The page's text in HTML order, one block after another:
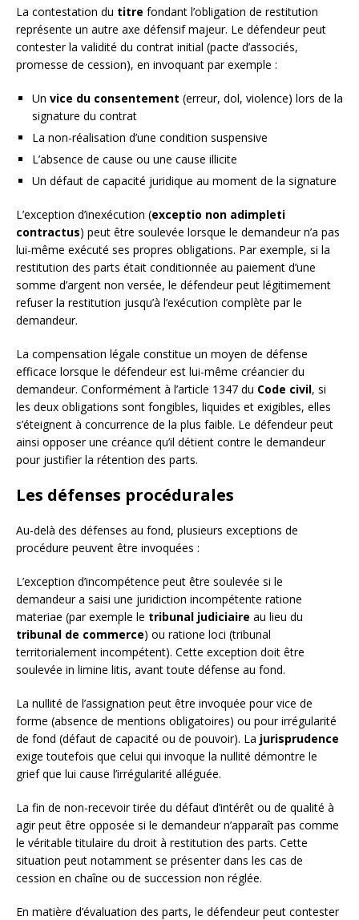
La contestation du titre fondant l’obligation de restitution
représente un autre axe défensif majeur. Le défendeur peut
contester la validité du contrat initial (pacte d’associés,
promesse de cession), en invoquant par exemple :
Un vice du consentement (erreur, dol, violence) lors de la
signature du contrat
La non-réalisation d’une condition suspensive
L’absence de cause ou une cause illicite
Un défaut de capacité juridique au moment de la signature
L’exception d’inexécution (exceptio non adimpleti
contractus) peut être soulevée lorsque le demandeur n’a pas
lui-même exécuté ses propres obligations. Par exemple, si la
restitution des parts était conditionnée au paiement d’une
somme d’argent non versée, le défendeur peut légitimement
refuser la restitution jusqu’à l’exécution complète par le
demandeur.
La compensation légale constitue un moyen de défense
efficace lorsque le défendeur est lui-même créancier du
demandeur. Conformément à l’article 1347 du Code civil, si
les deux obligations sont fongibles, liquides et exigibles, elles
s’éteignent à concurrence de la plus faible. Le défendeur peut
ainsi opposer une créance qu’il détient contre le demandeur
pour justifier la rétention des parts.
Les défenses procédurales
Au-delà des défenses au fond, plusieurs exceptions de
procédure peuvent être invoquées :
L’exception d’incompétence peut être soulevée si le
demandeur a saisi une juridiction incompétente ratione
materiae (par exemple le tribunal judiciaire au lieu du
tribunal de commerce) ou ratione loci (tribunal
territorialement incompétent). Cette exception doit être
soulevée in limine litis, avant toute défense au fond.
La nullité de l’assignation peut être invoquée pour vice de
forme (absence de mentions obligatoires) ou pour irrégularité
de fond (défaut de capacité ou de pouvoir). La jurisprudence
exige toutefois que celui qui invoque la nullité démontre le
grief que lui cause l’irrégularité alléguée.
La fin de non-recevoir tirée du défaut d’intérêt ou de qualité à
agir peut être opposée si le demandeur n’apparaît pas comme
le véritable titulaire du droit à restitution des parts. Cette
situation peut notamment se présenter dans les cas de
cession en chaîne ou de succession non réglée.
En matière d’évaluation des parts, le défendeur peut contester